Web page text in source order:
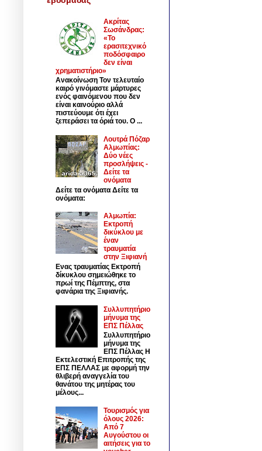
Ακρίτας
Σωσάνδρας:
«Το
ερασιτεχνικό
ποδόσφαιρο
δεν είναι
χρηματιστήριο»
Ανακοίνωση Τον τελευταίο
καιρό γινόμαστε μάρτυρες
ενός φαινόμενου που δεν
είναι καινούριο αλλά
πιστεύουμε ότι έχει
ξεπεράσει τα όριά του. Ο ...
Λουτρά Πόζαρ
Αλμωπίας:
Δύο νέες
προσλήψεις -
Δείτε τα
ονόματα
Δείτε τα ονόματα Δείτε τα
ονόματα:
Αλμωπία:
Εκτροπή
δικύκλου με
έναν
τραυματία
στην Ξιφιανή
Ενας τραυματίας Εκτροπή
δίκυκλου σημειώθηκε το
πρωί της Πέμπτης, στα
φανάρια της Ξιφιανής.
Συλλυπητήριο
μήνυμα της
ΕΠΣ Πέλλας
Συλλυπητήριο
μήνυμα της
ΕΠΣ Πέλλας Η
Εκτελεστική Επιτροπής της
ΕΠΣ ΠΕΛΛΑΣ με αφορμή την
θλιβερή αναγγελία του
θανάτου της μητέρας του
μέλους...
Τουρισμός για
όλους 2026:
Από 7
Αυγούστου οι
αιτήσεις για το